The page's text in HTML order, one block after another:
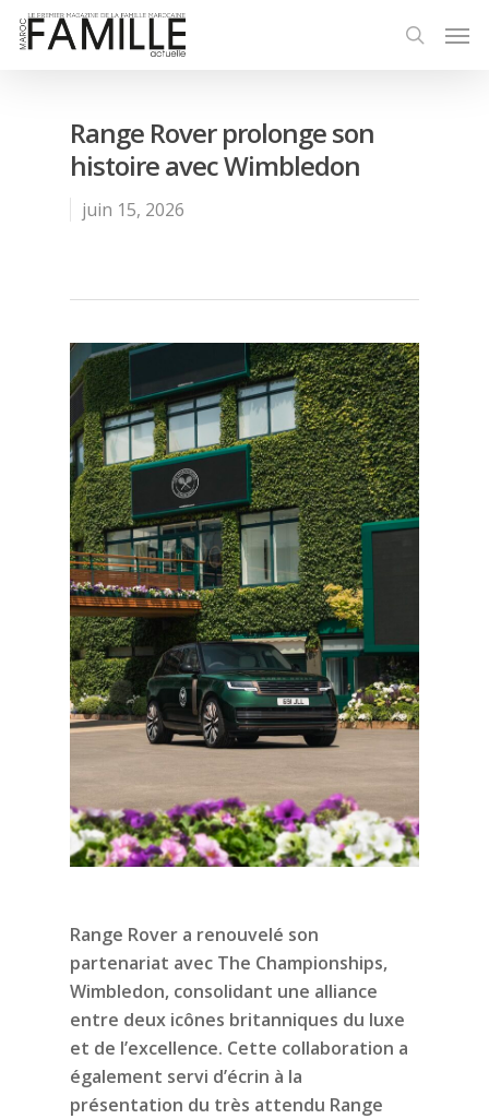
Range Rover prolonge son
histoire avec Wimbledon
juin 15, 2026
Range Rover a renouvelé son
partenariat avec The Championships,
Wimbledon, consolidant une alliance
entre deux icônes britanniques du luxe
et de l’excellence. Cette collaboration a
également servi d’écrin à la
présentation du très attendu Range